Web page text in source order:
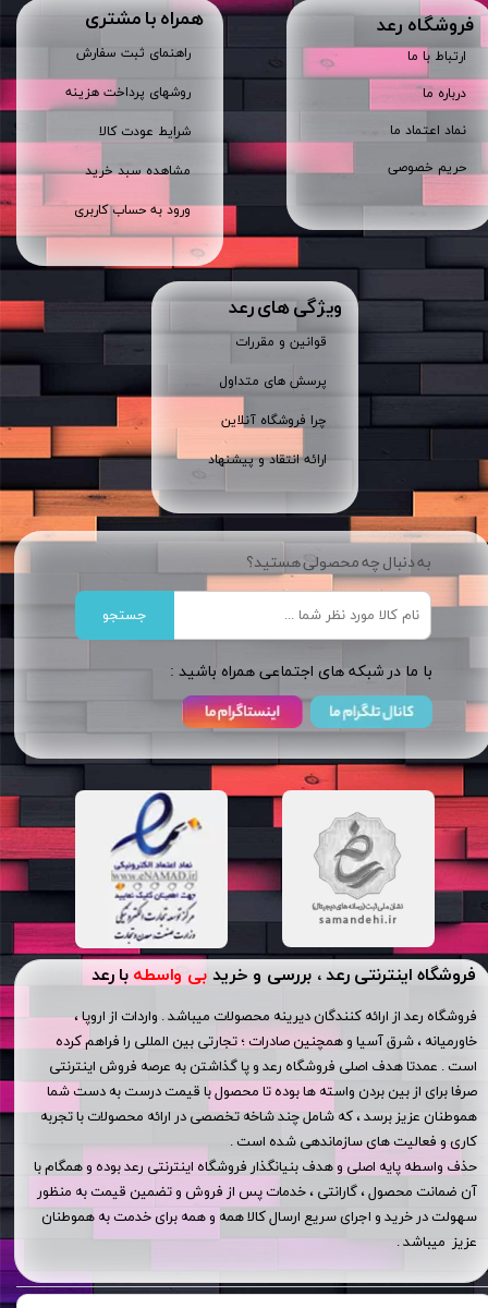
فروشگاه اینترنتی رعد ، بررسی و خرید بی واسطه با رعد
فروشگاه رعد از ارائه کنندگان دیرینه محصولات میباشد . واردات از اروپا ،
خاورمیانه ، شرق آسیا و همچنین صادرات ؛ تجارتی بین المللی را فراهم کرده
است . عمدتا هدف اصلی فروشگاه رعد و پا گذاشتن به عرصه فروش اینترنتی
صرفا برای از بین بردن واسته ها بوده تا محصول با قیمت درست به دست شما
هموطنان عزیز برسد ، که شامل چند شاخه تخصصی در ارائه محصولات با تجربه
کاری و فعالیت های سازماندهی شده است .
حذف واسطه پایه اصلی و هدف بنیانگذار فروشگاه اینترنتی رعد بوده و همگام با
آن ضمانت محصول ، گارانتی ، خدمات پس از فروش و تضمین قیمت به منظور
سهولت در خرید و اجرای سریع ارسال کالا همه و همه برای خدمت به هموطنان
عزیز میباشد .
​فروشگاه رعد
ارتباط با ما
درباره ما
نماد اعتماد ما
حریم خصوصی
همراه با مشتری
راهنمای ثبت سفارش
روشهای پرداخت هزینه
شرایط عودت کالا
مشاهده سبد خرید
ورود به حساب کاربری
ویژگی های رعد
قوانین و مقررات
پرسش های متداول
چرا فروشگاه آنلاین
ارائه انتقاد و پیشنهاد
به دنبال چه محصولی هستید؟
جستجو
​​با ما در شبکه های اجتماعی همراه باشید :